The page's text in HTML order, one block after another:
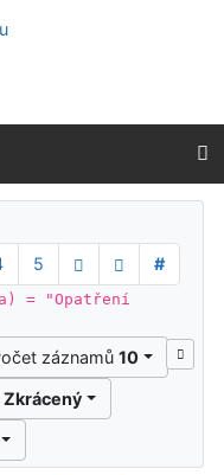
5
#
= "Opatření
záznamů 10
Zkrácený